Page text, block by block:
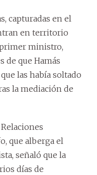
capturadas en el
en territorio
ministro,
de que Hamás
las había soltado
la mediación de
que alberga el
señaló que la
días de